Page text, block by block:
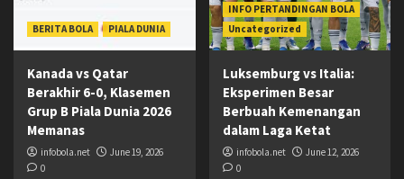
BERITA BOLA PIALA DUNIA
Kanada vs Qatar
Berakhir 6-0, Klasemen
Grup B Piala Dunia 2026
Memanas
infobola.net
June 19, 2026
0
INFO PERTANDINGAN BOLA
Uncategorized
Luksemburg vs Italia:
Eksperimen Besar
Berbuah Kemenangan
dalam Laga Ketat
infobola.net
June 12, 2026
0